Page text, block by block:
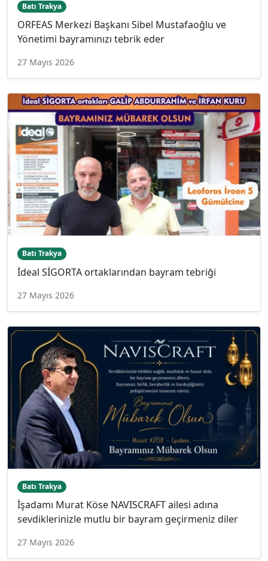
Batı Trakya
ORFEAS Merkezi Başkanı Sibel Mustafaoğlu ve
Yönetimi bayramınızı tebrik eder
27 Mayıs 2026
Batı Trakya
İdeal SİGORTA ortaklarından bayram tebriği
27 Mayıs 2026
Batı Trakya
İşadamı Murat Köse NAVISCRAFT ailesi adına
sevdiklerinizle mutlu bir bayram geçirmeniz diler
27 Mayıs 2026